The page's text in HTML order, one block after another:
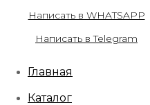
Написать в WHATSAPP
Написать в Telegram
Главная
Каталог